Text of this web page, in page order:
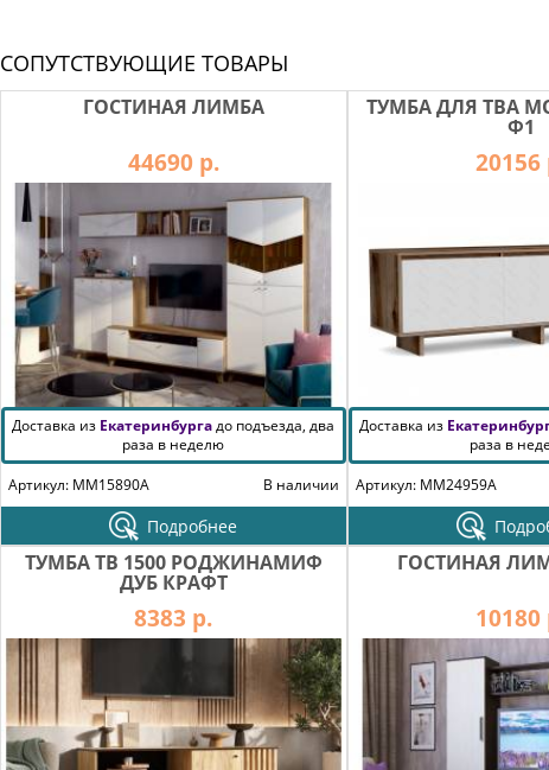
СОПУТСТВУЮЩИЕ ТОВАРЫ
ГОСТИНАЯ ЛИМБА
44690 р.
Доставка из Екатеринбургадо подъезда, два
раза в неделю
Артикул: MM15890A
В наличии
Подробнее
ТУМБА ДЛЯ ТВА
Ф1
20156
Доставка из
раза в
Артикул: MM24959A
ТУМБА ТВ 1500 РОДЖИНАМИФ
ДУБ КРАФТ
8383 р.
ГОСТИНАЯ
10180